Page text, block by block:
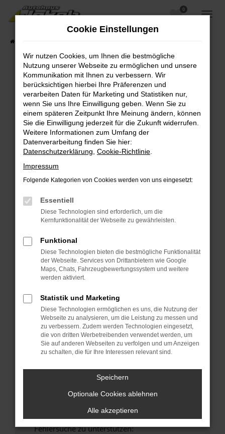
Zum
Hauptinhalt
0
Fehler: Network Error
Beim Laden ist ein Fehler aufgetreten.
Hier sind ein paar Tipps, die dir helfen können:
Überprüfe deine Firewall und deine
Internetverbindung.
Laden andere Webseiten, zum Beispiel deine
Suchmaschine?
Prüfe deine Browsererweiterungen.
Manche Erweiterungen, wie Werbeblocker,
können das Laden bestimmter Seiten
verhindern. Funktioniert die Seite in einem
Fenster?
Starte dein Gerät neu.
Das kann manchmal helfen, vorübergehende
Probleme zu beheben.
Betriebssystem auf dem neuesten Stand
sind.
Veraltete Software birgt nicht nur ein
Sicherheitsrisiko, sondern kann auch dazu
führen, dass bestimmte Funktionen nicht mehr
unterstützt werden.
Wende dich an den Webseitenbetreiber.
Wenn du alle oben genannten Schritte versucht
hast, kontaktiere uns bitte. Wir werden
versuchen, das Problem zu beheben. Du kannst
uns diesen Text schicken, um uns bei der
Fehlersuche zu unterstützen:
Cookie Einstellungen
Wir nutzen Cookies, um Ihnen die bestmögliche
Nutzung unserer Webseite zu ermöglichen und unsere
Kommunikation mit Ihnen zu verbessern. Wir
berücksichtigen hierbei Ihre Präferenzen und
verarbeiten Daten für Marketing und Statistiken nur,
wenn Sie uns Ihre Einwilligung geben. Wenn Sie zu
einem späteren Zeitpunkt Ihre Meinung ändern, können
Sie die Einwilligung jederzeit für die Zukunft widerrufen.
Weitere Informationen zum Umfang der
Datenverarbeitung finden Sie hier:
Datenschutzerklärung Cookie-Richtlinie
Impressum
Folgende Kategorien von Cookies werden von uns eingesetzt:
Essentiell
Diese Technologien sind erforderlich, um die
Kernfunktionalität der Webseite zu gewährleisten.
Funktional
Diese Technologien bieten die bestmögliche Funktionalität
der Webseite. Services von Drittanbietern wie Google
Maps, Chats, Fahrzeugbewertungssystem und weitere
werden aktiviert.
Statistik und Marketing
Diese Technologien ermöglichen es uns, die Nutzung der
Webseite zu analysieren, um die Leistung zu messen und
zu verbessern. Zudem werden Technologien eingesetzt,
die von dritten Werbetreibenden verwendet werden, um
Sie auf anderen Webseiten zu verfolgen und um Anzeigen
zu schalten, die für Ihre Interessen relevant sind.
Speichern
Optionale Cookies ablehnen
Alle akzeptieren